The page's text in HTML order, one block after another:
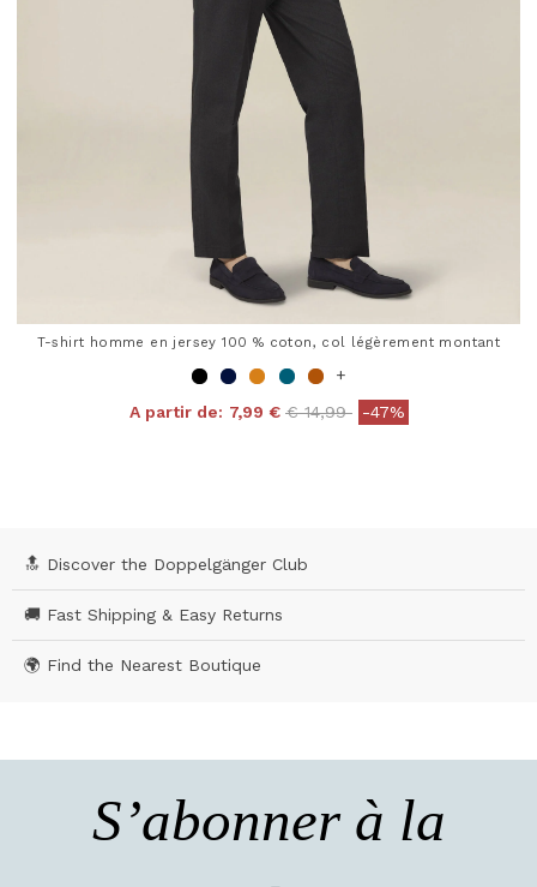
T-shirt homme en jersey 100 % coton, col légèrement montant
+
A partir de: 7,99 € Price reduced from
€ 14,99to-47%
🔝 Discover the Doppelgänger Club
🚚 Fast Shipping & Easy Returns
🌍 Find the Nearest Boutique
S’abonner à la